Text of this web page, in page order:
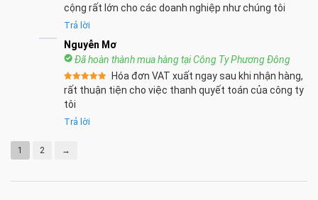
Được xếp
hạng5 5
sao
cộng rất lớn cho các doanh nghiệp như chúng tôi
Trả lời
Nguyễn Mơ
Đã hoàn thành mua hàng tại Công Ty Phương Đông
Được xếp
hạng55
sao
Hóa đơn VAT xuất ngay sau khi nhận hàng,
rất thuận tiện cho việc thanh quyết toán của công ty
tôi
Trả lời
1 2 →